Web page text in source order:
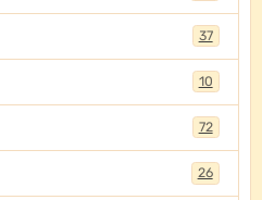
37
10
72
26